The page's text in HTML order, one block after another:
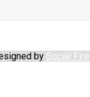
by Social